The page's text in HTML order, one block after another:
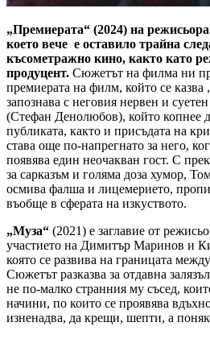
„Премиерата“ (2024) на
което вече е оставило трайна
късометражно кино, както като
продуцент. Сюжетът на филма ни
премиерата на филм, който се
запознава с неговия нервен и
(Стефан Денолюбов), който копнее
публиката, както и присъдата на
става още по-напрегнато за него,
появява един неочакван гост. С
за сарказъм и голяма доза хумор,
осмива фалша и лицемерието,
въобще в сферата на изкуството.
„Муза“ (2021) е заглавие от
участието на Димитър Маринов и
която се развива на границата
Сюжетът разказва за отдавна
не по-малко странния му съсед,
начини, по които се проявява
изненадва, да крещи, шепти, а